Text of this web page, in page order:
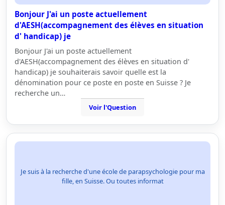
Bonjour J'ai un poste actuellement
d'AESH(accompagnement des élèves en situation
d' handicap) je
Bonjour J'ai un poste actuellement
d'AESH(accompagnement des élèves en situation d'
handicap) je souhaiterais savoir quelle est la
dénomination pour ce poste en poste en Suisse ? Je
recherche un…
Voir l'Question
Je suis à la recherche d'une école de parapsychologie pour ma
fille, en Suisse. Ou toutes informat